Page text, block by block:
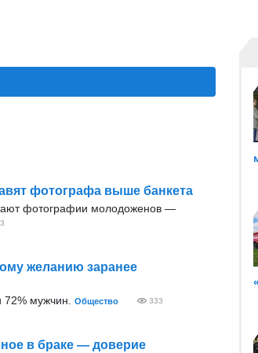
фотографа выше банкета
фотографии молодоженов —
желанию заранее
мужчин. Общество 333
в браке — доверие